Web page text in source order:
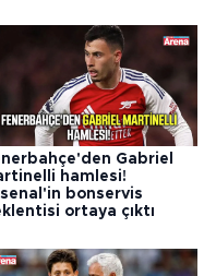
Gabriel
hamlesi!
bonservis
ortaya çıktı